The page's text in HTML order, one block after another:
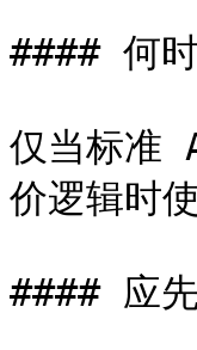
#### 何时
仅当标准
价逻辑时
#### 应